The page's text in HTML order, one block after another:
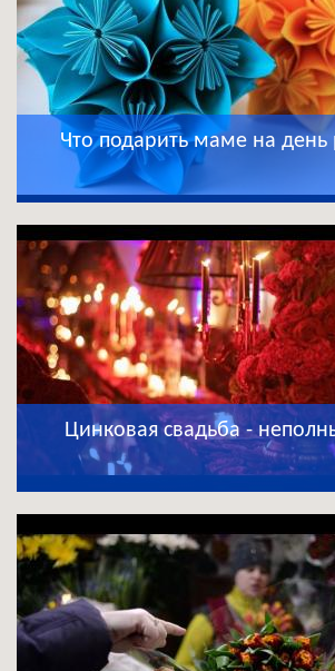
Что подарить маме на день
Цинковая свадьба -